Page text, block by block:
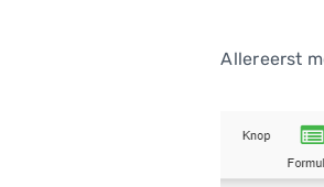
Allereerst